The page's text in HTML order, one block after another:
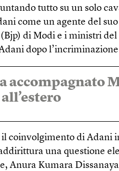
tutto su un solo
come un agente del
di Modi e i ministri
dopo
accompagnato
il coinvolgimento di
una questione
Anura Kumara